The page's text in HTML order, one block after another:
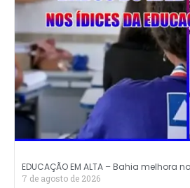
EDUCAÇÃO EM ALTA – Bahia melhora
7 de agosto de 2026